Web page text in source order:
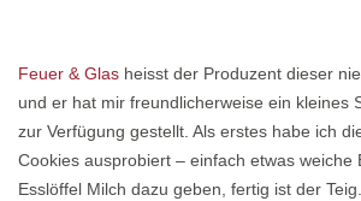
Feuer & Glas heisst der Produzent dieser
und er hat mir freundlicherweise ein kleines
zur Verfügung gestellt. Als erstes habe ich
Cookies ausprobiert – einfach etwas weiche
Esslöffel Milch dazu geben, fertig ist der